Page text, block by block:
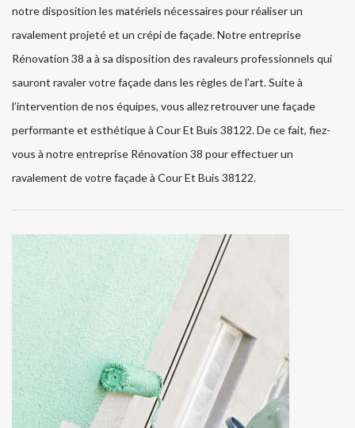
notre disposition les matériels nécessaires pour réaliser un
ravalement projeté et un crépi de façade. Notre entreprise
Rénovation 38 a à sa disposition des ravaleurs professionnels qui
sauront ravaler votre façade dans les règles de l’art. Suite à
l’intervention de nos équipes, vous allez retrouver une façade
performante et esthétique à Cour Et Buis 38122. De ce fait, fiez-
vous à notre entreprise Rénovation 38 pour effectuer un
ravalement de votre façade à Cour Et Buis 38122.